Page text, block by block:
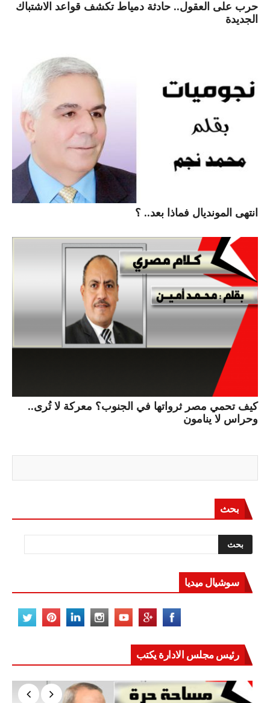
حرب على العقول.. حادثة دمياط تكشف قواعد الاشتباك
الجديدة
انتهى المونديال فماذا بعد.. ؟
كيف تحمي مصر ثرواتها في الجنوب؟ معركة لا تُرى..
وحراس لا ينامون
بحث
سوشيال ميديا
رئيس مجلس الادارة يكتب